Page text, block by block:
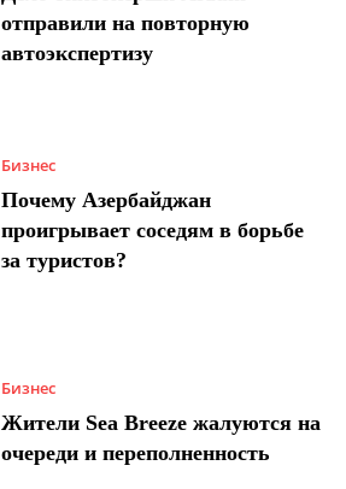
отправили на повторную
автоэкспертизу
Бизнес
Почему Азербайджан
проигрывает соседям в борьбе
за туристов?
Бизнес
Жители Sea Breeze жалуются на
очереди и переполненность